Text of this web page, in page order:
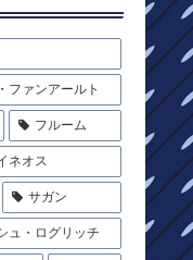
ファンアールト
フルーム
ネオス
サガン
ュ・ログリッチ